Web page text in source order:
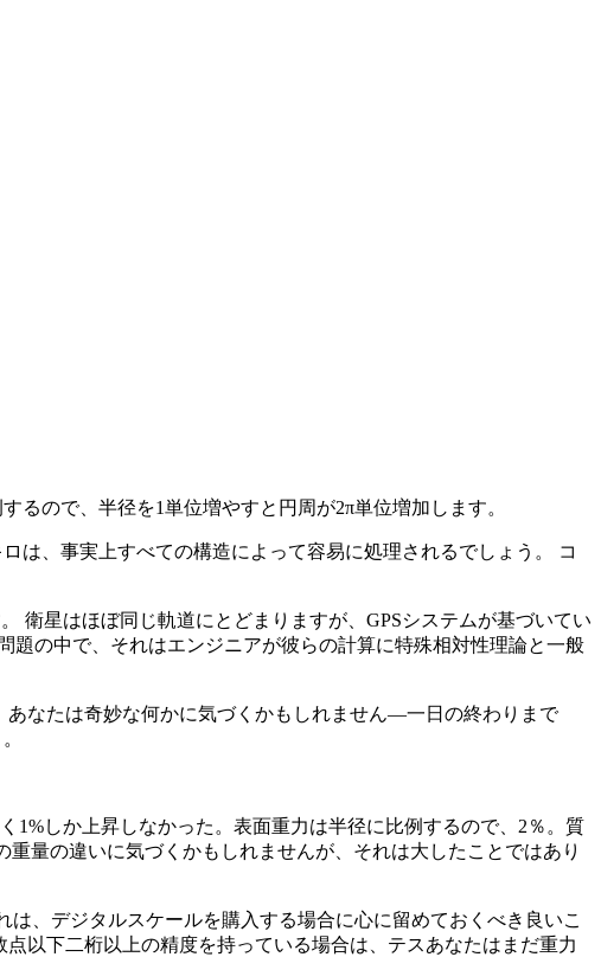
るので、半径を1単位増やすと円周が2π単位増加します。
は、事実上すべての構造によって容易に処理されるでしょう。 コ
衛星はほぼ同じ軌道にとどまりますが、GPSシステムが基づいてい
題の中で、それはエンジニアが彼らの計算に特殊相対性理論と一般
なたは奇妙な何かに気づくかもしれません—一日の終わりまで
1%しか上昇しなかった。表面重力は半径に比例するので、2％。質
重量の違いに気づくかもしれませんが、それは大したことではあり
、デジタルスケールを購入する場合に心に留めておくべき良いこ
以下二桁以上の精度を持っている場合は、テスあなたはまだ重力